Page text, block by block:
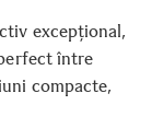
excepțional,
între
compacte,